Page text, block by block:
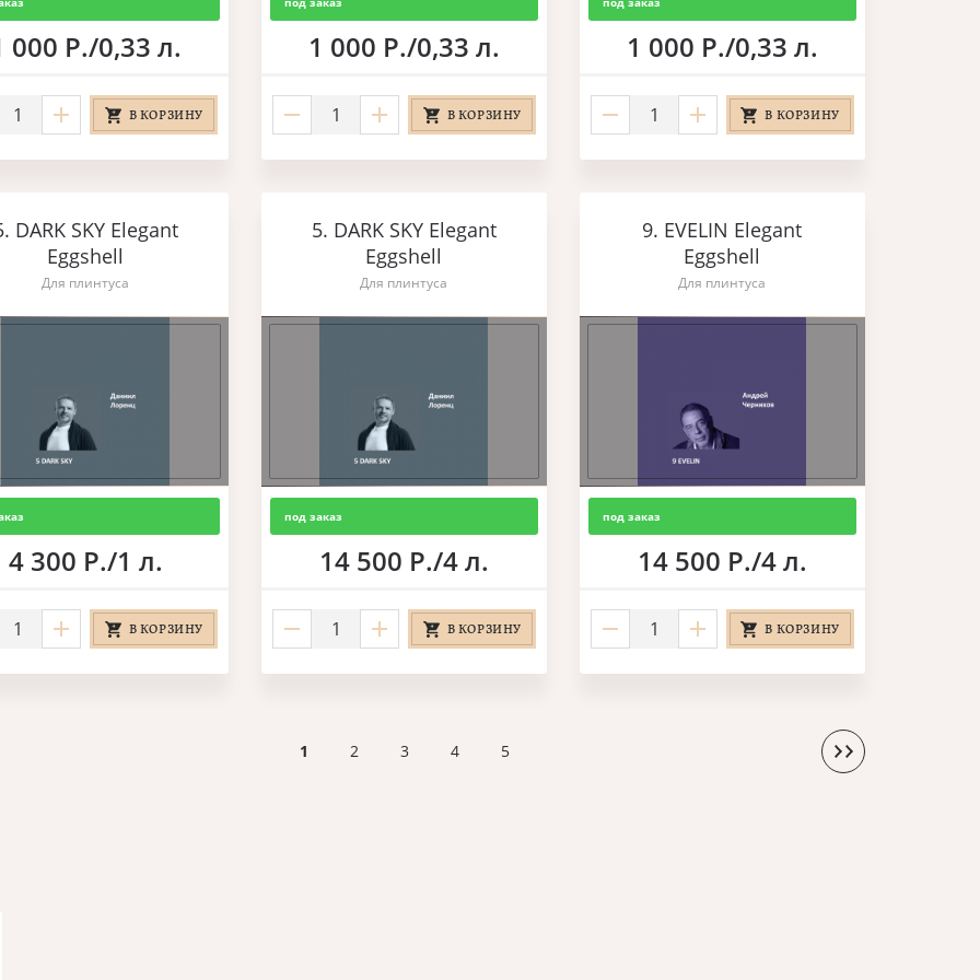
000 Р./0,33 л.
В КОРЗИНУ
1 000 Р./0,33 л.
В КОРЗИНУ
1 000 Р./0,33 л.
В КОРЗИНУ
DARK SKY Elegant
Eggshell
Для плинтуса
4 300 Р./1 л.
В КОРЗИНУ
5. DARK SKY Elegant
Eggshell
Для плинтуса
под заказ
14 500 Р./4 л.
В КОРЗИНУ
9. EVELIN Elegant
Eggshell
Для плинтуса
под заказ
14 500 Р./4 л.
В КОРЗИНУ
1 2 3 4 5